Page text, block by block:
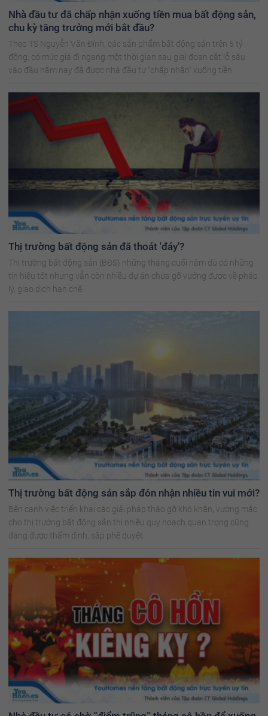
Nhà đầu tư đã chấp nhận xuống tiền mua bất động sản,
chu kỳ tăng trưởng mới bắt đầu?
Theo TS Nguyễn Văn Đính, các sản phẩm bất động sản trên 5 tỷ
đồng, có mức giá đi ngang một thời gian sau giai đoạn cắt lỗ sâu
vào đầu năm nay đã được nhà đầu tư "chấp nhận" xuống tiền
Thị trường bất động sản đã thoát 'đáy'?
Thị trường bất động sản (BĐS) những tháng cuối năm dù có những
tín hiệu tốt nhưng vẫn còn nhiều dự án chưa gỡ vướng được về pháp
lý, giao dịch hạn chế.
Thị trường bất động sản sắp đón nhận nhiều tin vui mới?
Bên cạnh việc triển khai các giải pháp tháo gỡ khó khăn, vướng mắc
cho thị trường bất động sản thì nhiều quy hoạch quan trọng cũng
đang được thẩm định, sắp phê duyệt.